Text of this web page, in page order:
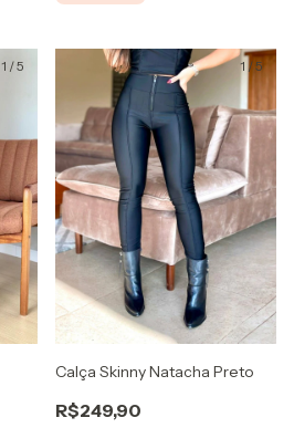
1 /5 1 /5
Calça Skinny Natacha Preto
R$249,90